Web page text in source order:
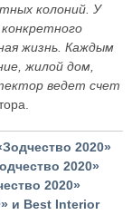
колоний. У
жизнь. Каждым
жилой дом,
ведет счет
2020»
2020»
2020»
и Best Interior